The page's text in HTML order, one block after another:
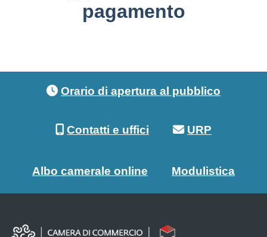
pagamento
Orario di apertura al pubblico
Contatti e uffici URP
Albo camerale online Modulistica